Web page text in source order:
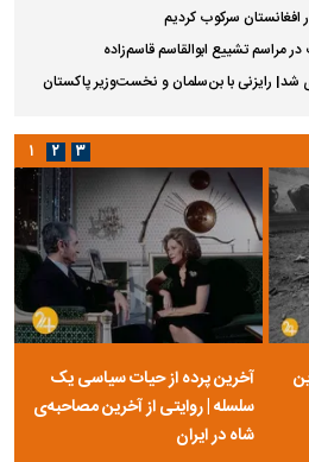
افغانستان سرکوب کردیم
مراسم تشییع ابوالقاسم قاسم‌زاده
شد| رایزنی با بن‌سلمان و نخست‌وزیر پاکستان
آخرین پرده از حیات سیاسی یک
سلسله | روایتی از آخرین مصاحبه‌ی
شاه در ایران
۱ ۲ ۳